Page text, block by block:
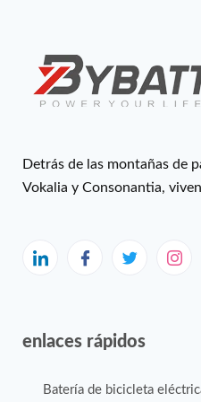
Detrás de las montañas de
Vokalia y Consonantia,
enlaces rápidos
Batería de bicicleta